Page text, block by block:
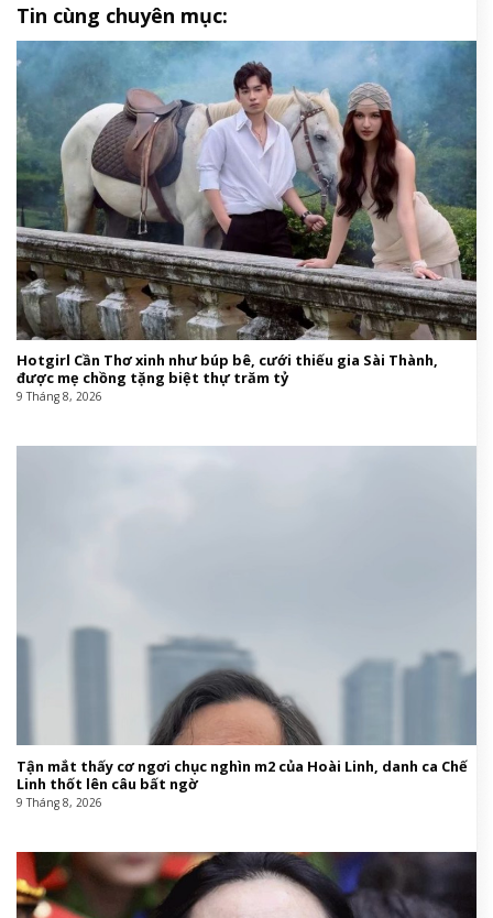
Tin cùng chuyên mục:
Hotgirl Cần Thơ xinh như búp bê, cưới thiếu gia Sài Thành,
được mẹ chồng tặng biệt thự trăm tỷ
9 Tháng 8, 2026
Tận mắt thấy cơ ngơi chục nghìn m2 của Hoài Linh, danh ca Chế
Linh thốt lên câu bất ngờ
9 Tháng 8, 2026